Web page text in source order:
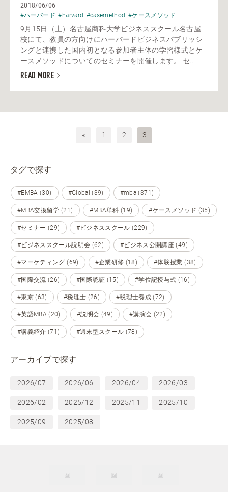
2018/06/06
#ハーバード #harvard #casemethod #ケースメソッド
9月15日（土）名古屋商科大学ビジネススクール名古屋
校にて、教員の方向けにハーバードビジネスパブリッシ
ングと連携した国内初となる参加者主体の学習様式とケ
ースメソッドについてのセミナーを開催します。 セ...
READ MORE
« 1 2 3
タグで探す
#EMBA (30) #Global (39) #mba (371)
#MBA交換留学 (21) #MBA単科 (19) #ケースメソッド (35)
#セミナー (29) #ビジネススクール (229)
#ビジネススクール説明会 (62) #ビジネス公開講座 (49)
#マーケティング (69) #企業研修 (18) #体験授業 (38)
#国際交流 (26) #国際認証 (15) #学位記授与式 (16)
#東京 (63) #税理士 (26) #税理士養成 (72)
#英語MBA (20) #説明会 (49) #講演会 (22)
#講義紹介 (71) #週末型スクール (78)
アーカイブで探す
2026/07 2026/06 2026/04 2026/03
2026/02 2025/12 2025/11 2025/10
2025/09 2025/08